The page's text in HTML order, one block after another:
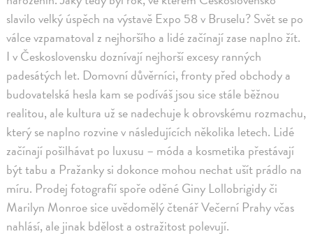
slavilo velký úspěch na výstavě Expo 58 v Bruselu? Svět se po
válce vzpamatoval z nejhoršího a lidé začínají zase naplno žít.
I v Československu doznívají nejhorší excesy ranných
padesátých let. Domovní důvěrníci, fronty před obchody a
budovatelská hesla kam se podíváš jsou sice stále běžnou
realitou, ale kultura už se nadechuje k obrovskému rozmachu,
který se naplno rozvine v následujících několika letech. Lidé
začínají pošilhávat po luxusu – móda a kosmetika přestávají
být tabu a Pražanky si dokonce mohou nechat ušít prádlo na
míru. Prodej fotografií spoře oděné Giny Lollobrigidy či
Marilyn Monroe sice uvědomělý čtenář Večerní Prahy včas
nahlásí, ale jinak bdělost a ostražitost polevují.